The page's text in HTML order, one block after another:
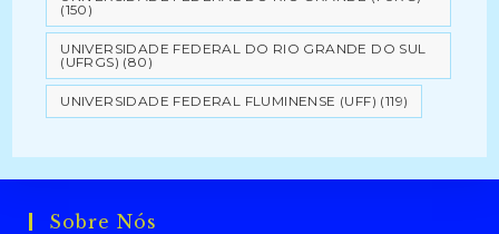
(150)
UNIVERSIDADE FEDERAL DO RIO GRANDE DO SUL
(UFRGS) (80)
UNIVERSIDADE FEDERAL FLUMINENSE (UFF) (119)
Sobre Nós